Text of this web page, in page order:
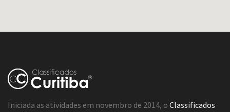
Iniciada as atividades em novembro de 2014, o Classificados